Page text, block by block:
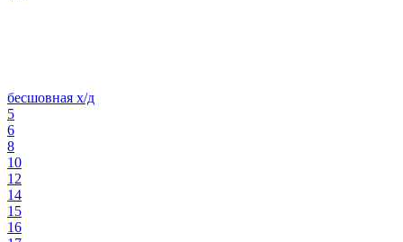
бесшовная х/д
5
6
8
10
12
14
15
16